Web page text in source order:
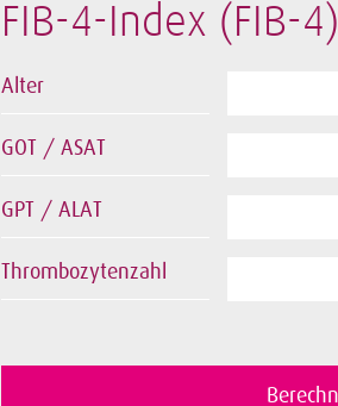
FIB-4-Index (FIB-4)
Alter
GOT / ASAT
GPT / ALAT
Thrombozytenzahl